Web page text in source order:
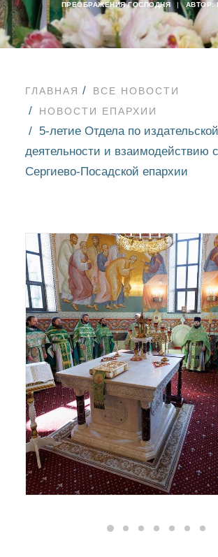
ПРЕОБРАЖЕНИЯ ГОСПОДНЯ
| АВТОР:
ГЛАВНАЯ
ВСЕ НОВОСТИ
НОВОСТИ ЕПАРХИИ
5-летие Отдела по издательской
деятельности и взаимодействию
Сергиево-Посадской епархии